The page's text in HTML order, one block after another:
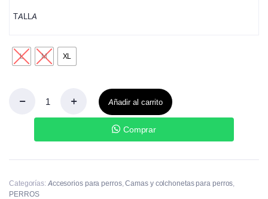
TALLA
L M XL
Añadir al carrito
Comprar
Categorías: Accesorios para perros,Camas y colchonetas para perros
PERROS